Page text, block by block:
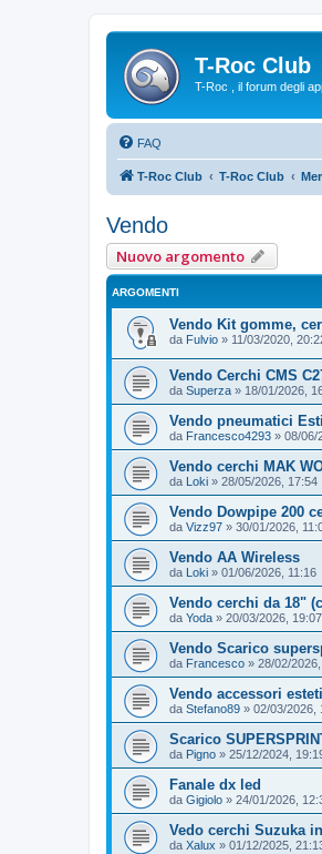
T-Roc Club
T-Roc , il forum degli
FAQ
T-Roc Club T-Roc Club
Vendo
Nuovo argomento
ARGOMENTI
Vendo Kit gomme,
da Fulvio » 11/03/2020,
Vendo Cerchi CMS
da Superza » 18/01/2026,
Vendo pneumatici
da Francesco4293 » 08/06/
Vendo cerchi MAK
da Loki » 28/05/2026, 17:54
Vendo Dowpipe 200
da Vizz97 » 30/01/2026,
Vendo AA Wireless
da Loki » 01/06/2026, 11:16
Vendo cerchi da 18"
da Yoda » 20/03/2026, 19:07
Vendo Scarico
da Francesco » 28/02/
Vendo accessori
da Stefano89 » 02/03/2026,
Scarico
da Pigno » 25/12/2024,
Fanale dx led
da Gigiolo » 24/01/2026,
Vedo cerchi Suzuka
da Xalux » 01/12/2025,